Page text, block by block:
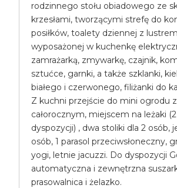
rodzinnego stołu obiadowego ze
krzesłami, tworzącymi strefę do
posiłków, toalety dziennej z
wyposażonej w kuchenkę
zamrażarką, zmywarkę, czajnik,
sztućce, garnki, a także szklanki,
białego i czerwonego, filiżanki do
Z kuchni przejście do mini ogrodu
całorocznym, miejscem na leżaki
dyspozycji) , dwa stoliki dla 2 osób,
osób, 1 parasol przeciwsłoneczny,
yogi, letnie jacuzzi. Do dyspozycji
automatyczna i zewnętrzna
prasowalnica i żelazko.